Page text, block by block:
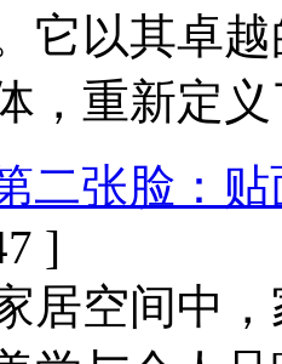
它以其卓
，重新定
二张脸：
]
居空间中